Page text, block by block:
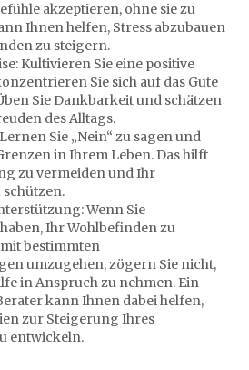
akzeptieren, ohne sie zu
Ihnen helfen, Stress abzubauen
zu steigern.
Kultivieren Sie eine positive
Sie sich auf das Gute
Sie Dankbarkeit und schätzen
des Alltags.
Sie „Nein“ zu sagen und
in Ihrem Leben. Das hilft
zu vermeiden und Ihr
Wenn Sie
Ihr Wohlbefinden zu
bestimmten
umzugehen, zögern Sie nicht,
in Anspruch zu nehmen. Ein
kann Ihnen dabei helfen,
zur Steigerung Ihres
entwickeln.